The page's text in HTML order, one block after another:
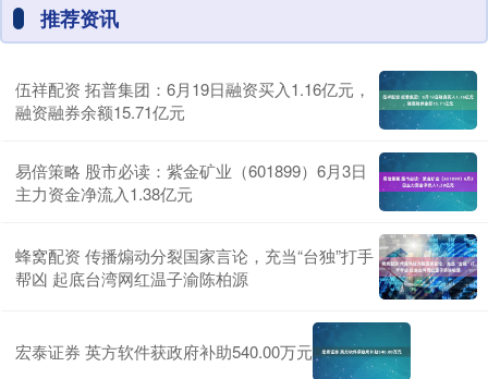
推荐资讯
伍祥配资 拓普集团：6月19日融资买入1.16亿元，
融资融券余额15.71亿元
易倍策略 股市必读：紫金矿业（601899）6月3日
主力资金净流入1.38亿元
蜂窝配资 传播煽动分裂国家言论，充当“台独”打手
帮凶 起底台湾网红温子渝陈柏源
宏泰证券 英方软件获政府补助540.00万元